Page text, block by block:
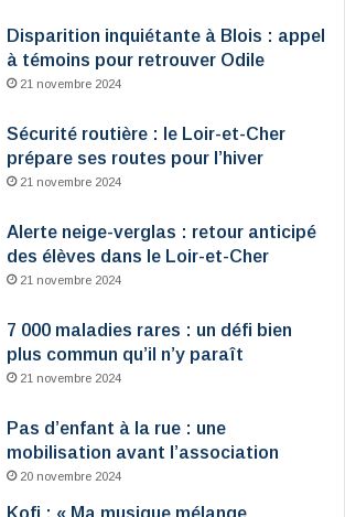
Disparition inquiétante à Blois : appel
à témoins pour retrouver Odile
21 novembre 2024
Sécurité routière : le Loir-et-Cher
prépare ses routes pour l’hiver
21 novembre 2024
Alerte neige-verglas : retour anticipé
des élèves dans le Loir-et-Cher
21 novembre 2024
7 000 maladies rares : un défi bien
plus commun qu’il n’y paraît
21 novembre 2024
Pas d’enfant à la rue : une
mobilisation avant l’association
20 novembre 2024
Kofi : « Ma musique mélange